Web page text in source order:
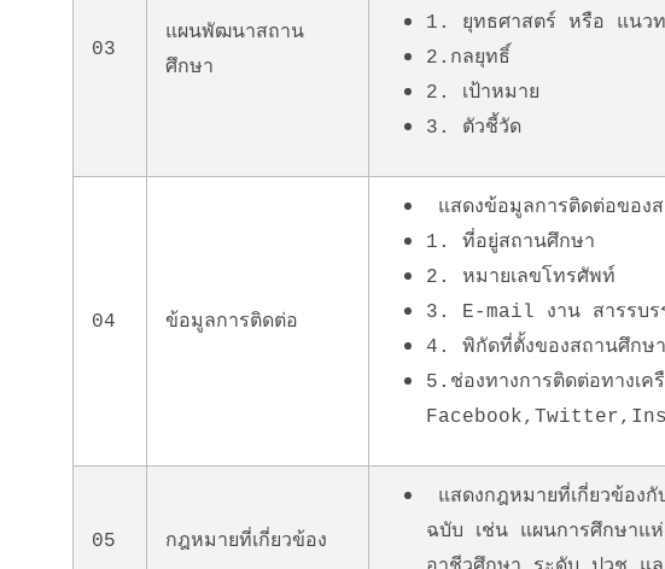
03
แผนพัฒนาสถาน
ศึกษา
1. ยุทธศาสตร์ หรือ แนวท
2.กลยุทธิ์
2. เป้าหมาย
3. ตัวชี้วัด
04 ข้อมูลการติดต่อ
แสดงข้อมูลการติดต่อของ
1. ที่อยู่สถานศึกษา
2. หมายเลขโทรศัพท์
3. E-mail งาน สารรบ
4. พิกัดที่ตั้งของสถานศึก
5.ช่องทางการติดต่อทางเ
05 กฎหมายที่เกี่ยวข้อง
แสดงกฎหมายที่เกี่ยวข้อง
ฉบับ เช่น แผนการศึกษาแห่